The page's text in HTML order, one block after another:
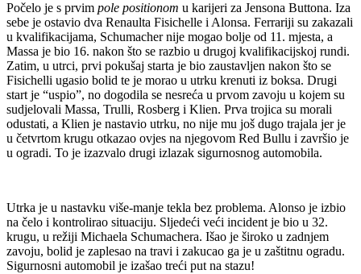
Počelo je s prvim pole positionom u karijeri za Jensona Buttona. Iza
sebe je ostavio dva Renaulta Fisichelle i Alonsa. Ferrariji su zakazali
u kvalifikacijama, Schumacher nije mogao bolje od 11. mjesta, a
Massa je bio 16. nakon što se razbio u drugoj kvalifikacijskoj rundi.
Zatim, u utrci, prvi pokušaj starta je bio zaustavljen nakon što se
Fisichelli ugasio bolid te je morao u utrku krenuti iz boksa. Drugi
start je “uspio”, no dogodila se nesreća u prvom zavoju u kojem su
sudjelovali Massa, Trulli, Rosberg i Klien. Prva trojica su morali
odustati, a Klien je nastavio utrku, no nije mu još dugo trajala jer je
u četvrtom krugu otkazao ovjes na njegovom Red Bullu i završio je
u ogradi. To je izazvalo drugi izlazak sigurnosnog automobila.
Utrka je u nastavku više-manje tekla bez problema. Alonso je izbio
na čelo i kontrolirao situaciju. Sljedeći veći incident je bio u 32.
krugu, u režiji Michaela Schumachera. Išao je široko u zadnjem
zavoju, bolid je zaplesao na travi i zakucao ga je u zaštitnu ogradu.
Sigurnosni automobil je izašao treći put na stazu!